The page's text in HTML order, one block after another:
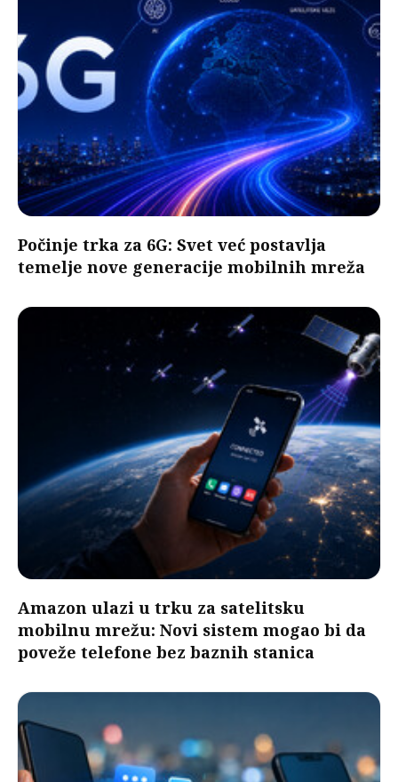
Počinje trka za 6G: Svet već postavlja
temelje nove generacije mobilnih mreža
Amazon ulazi u trku za satelitsku
mobilnu mrežu: Novi sistem mogao bi da
poveže telefone bez baznih stanica